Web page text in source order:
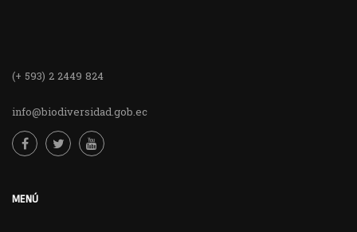
(+ 593) 2 2449 824
info@biodiversidad.gob.ec
MENÚ